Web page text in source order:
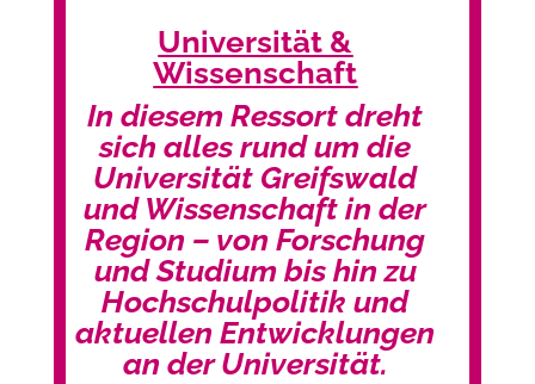
Universität &
Wissenschaft
In diesem Ressort dreht
sich alles rund um die
Universität Greifswald
und Wissenschaft in der
Region – von Forschung
und Studium bis hin zu
Hochschulpolitik und
aktuellen Entwicklungen
an der Universität.